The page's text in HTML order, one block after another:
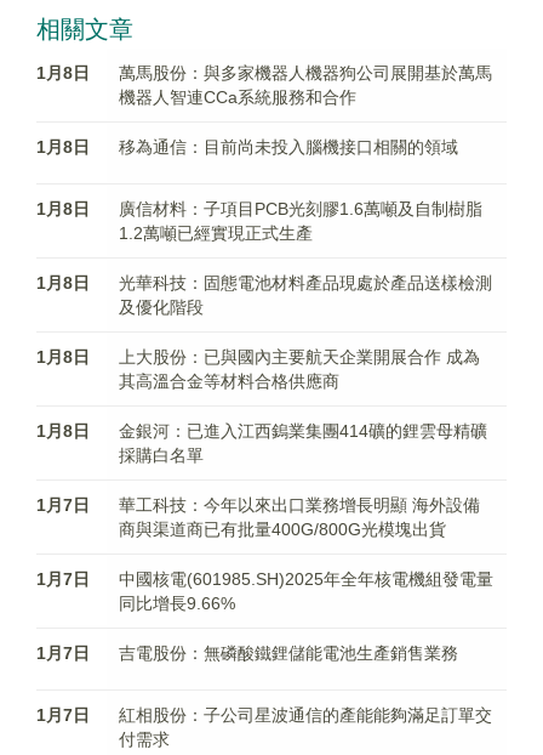
相關文章
1月8日
萬馬股份：與多家機器人機器狗公司展開基於萬馬
機器人智連CCa系統服務和合作
1月8日 移為通信：目前尚未投入腦機接口相關的領域
1月8日
廣信材料：子項目PCB光刻膠1.6萬噸及自制樹脂
1.2萬噸已經實現正式生產
1月8日
光華科技：固態電池材料產品現處於產品送樣檢測
及優化階段
1月8日
上大股份：已與國內主要航天企業開展合作 成為
其高溫合金等材料合格供應商
1月8日
金銀河：已進入江西鎢業集團414礦的鋰雲母精礦
採購白名單
1月7日
華工科技：今年以來出口業務增長明顯 海外設備
商與渠道商已有批量400G/800G光模塊出貨
1月7日
中國核電(601985.SH)2025年全年核電機組發電量
同比增長9.66%
1月7日 吉電股份：無磷酸鐵鋰儲能電池生產銷售業務
1月7日
紅相股份：子公司星波通信的產能能夠滿足訂單交
付需求